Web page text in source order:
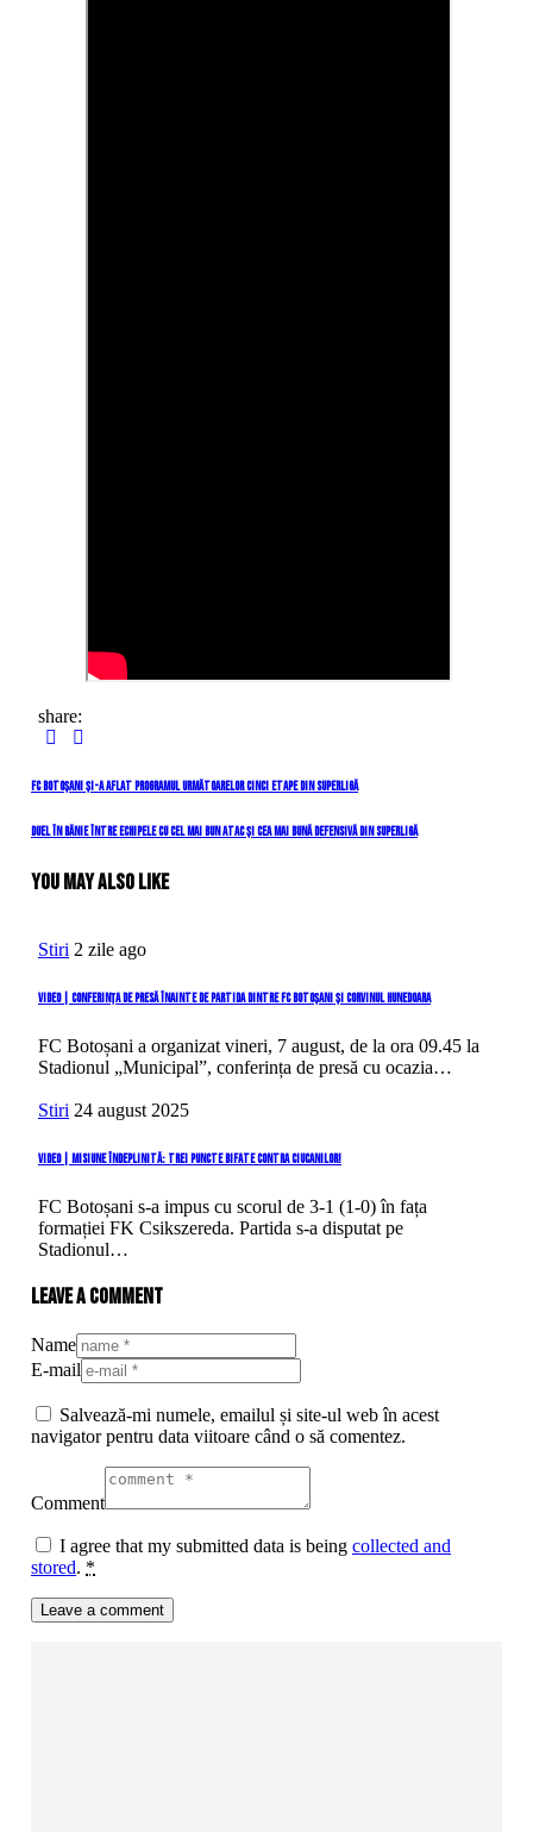
share:
Navigare
în
Previous
FC Botoșani și-a aflat programul următoarelor cinci etape din SuperLigă
Next
Duel în Bănie între echipele cu cel mai bun atac și cea mai bună defensivă din SuperLigă
You May Also Like
Stiri 2 zile ago
VIDEO | Conferința de presă înainte de partida dintre FC Botoșani și Corvinul Hunedoara
FC Botoșani a organizat vineri, 7 august, de la ora 09.45 la
Stadionul „Municipal”, conferința de presă cu ocazia…
Stiri 24 august 2025
VIDEO | Misiune îndeplinită: trei puncte bifate contra ciucanilor!
FC Botoșani s-a impus cu scorul de 3-1 (1-0) în fața
formației FK Csikszereda. Partida s-a disputat pe
Stadionul…
Leave a comment
Name
E-mail
Salvează-mi numele, emailul și site-ul web în acest
navigator pentru data viitoare când o să comentez.
Comment
I agree that my submitted data is being collected and
stored. *